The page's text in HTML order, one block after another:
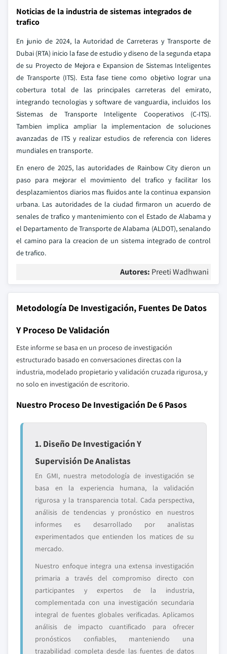
Noticias de la industria de sistemas integrados de
trafico
En junio de 2024, la Autoridad de Carreteras y Transporte de
Dubai (RTA) inicio la fase de estudio y diseno de la segunda etapa
de su Proyecto de Mejora e Expansion de Sistemas Inteligentes
de Transporte (ITS). Esta fase tiene como objetivo lograr una
cobertura total de las principales carreteras del emirato,
integrando tecnologias y software de vanguardia, incluidos los
Sistemas de Transporte Inteligente Cooperativos (C-ITS).
Tambien implica ampliar la implementacion de soluciones
avanzadas de ITS y realizar estudios de referencia con lideres
mundiales en transporte.
En enero de 2025, las autoridades de Rainbow City dieron un
paso para mejorar el movimiento del trafico y facilitar los
desplazamientos diarios mas fluidos ante la continua expansion
urbana. Las autoridades de la ciudad firmaron un acuerdo de
senales de trafico y mantenimiento con el Estado de Alabama y
el Departamento de Transporte de Alabama (ALDOT), senalando
el camino para la creacion de un sistema integrado de control
de trafico.
Autores: Preeti Wadhwani
Metodología De Investigación, Fuentes De Datos
Y Proceso De Validación
Este informe se basa en un proceso de investigación
estructurado basado en conversaciones directas con la
industria, modelado propietario y validación cruzada rigurosa, y
no solo en investigación de escritorio.
Nuestro Proceso De Investigación De 6 Pasos
1. Diseño De Investigación Y
Supervisión De Analistas
En GMI, nuestra metodología de investigación se
basa en la experiencia humana, la validación
rigurosa y la transparencia total. Cada perspectiva,
análisis de tendencias y pronóstico en nuestros
informes es desarrollado por analistas
experimentados que entienden los matices de su
mercado.
Nuestro enfoque integra una extensa investigación
primaria a través del compromiso directo con
participantes y expertos de la industria,
complementada con una investigación secundaria
integral de fuentes globales verificadas. Aplicamos
análisis de impacto cuantificado para ofrecer
pronósticos confiables, manteniendo una
trazabilidad completa desde las fuentes de datos